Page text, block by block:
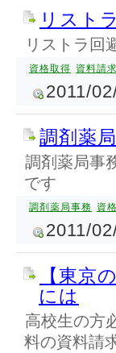
リスト
リストラ回
資格取得 資料請求
2011/
調剤薬
調剤薬局事
です
調剤薬局事務 資格
2011/
【東京
には
高校生の方
料の資料請